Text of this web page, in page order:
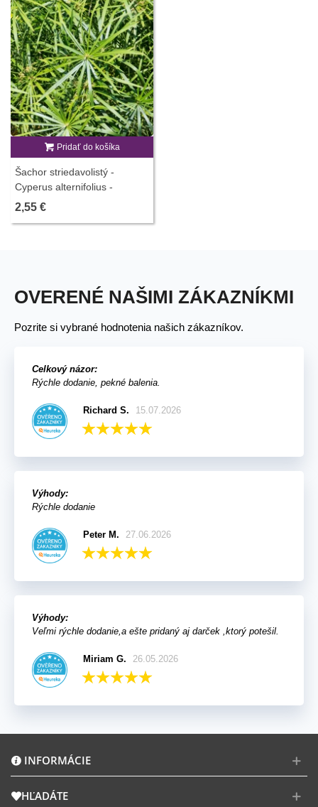
Pridať do košíka
Šachor striedavolistý -
Cyperus alternifolius -
semiačka - 15 ks
2,55 €
OVERENÉ NAŠIMI ZÁKAZNÍKMI
Pozrite si vybrané hodnotenia našich zákazníkov.
Celkový názor:
Rýchle dodanie, pekné balenia.
Richard S. 15.07.2026
Výhody:
Rýchle dodanie
Peter M. 27.06.2026
Výhody:
Veľmi rýchle dodanie,a ešte pridaný aj darček ,ktorý potešil.
Miriam G. 26.05.2026
INFORMÁCIE
HĽADÁTE